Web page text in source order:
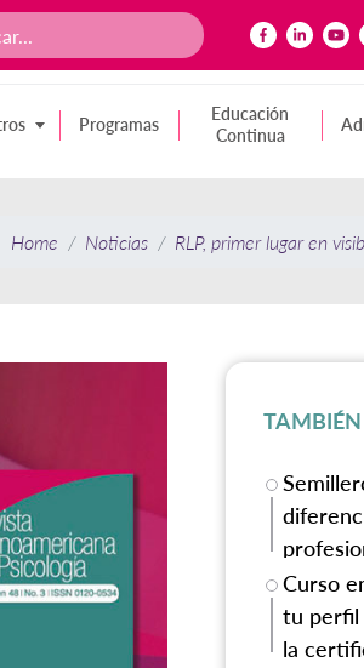
Programas
Educación
Continua
Home Noticias RLP, primer lugar en
TAMBIÉN
Curso
tu perfil
la